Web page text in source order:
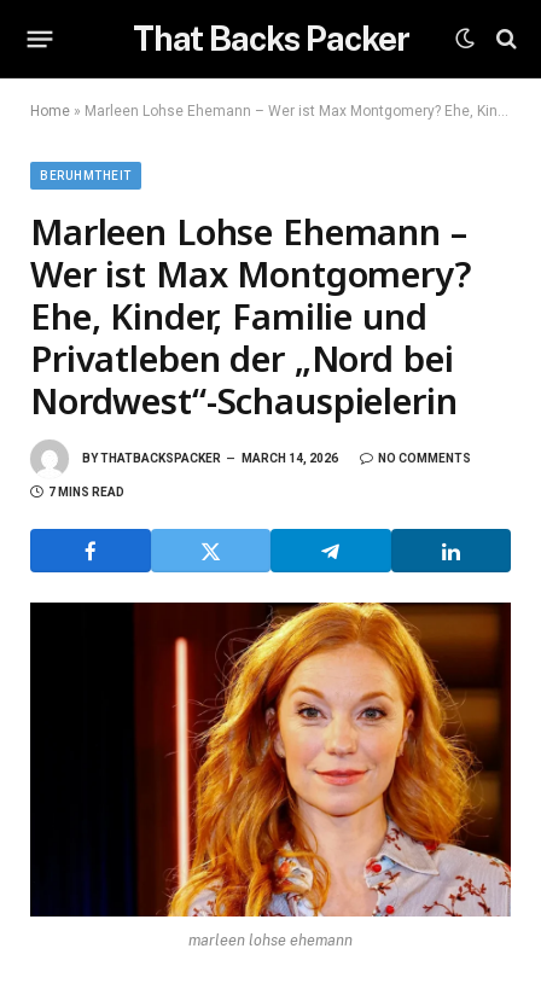
That Backs Packer
Home » Marleen Lohse Ehemann – Wer ist Max Montgomery? Ehe, Kinder, Familie und Privatleben der „Nord bei Nordwest“-Schauspielerin
BERUHMTHEIT
Marleen Lohse Ehemann –
Wer ist Max Montgomery?
Ehe, Kinder, Familie und
Privatleben der „Nord bei
Nordwest“-Schauspielerin
BYTHATBACKSPACKER MARCH 14, 2026 NO COMMENTS
7 MINS READ
marleen lohse ehemann